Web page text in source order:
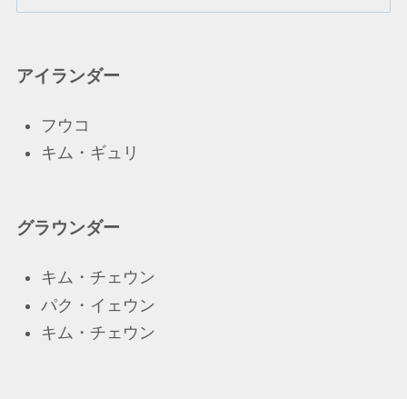
アイランダー
フウコ
キム・ギュリ
グラウンダー
キム・チェウン
パク・イェウン
キム・チェウン